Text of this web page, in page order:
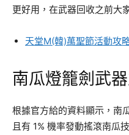
更好用，在武器回收之前大
天堂M(韓)萬聖節活動攻
南瓜燈籠劍武
根據官方給的資料顯示，南
且有 1% 機率發動搖滾南瓜